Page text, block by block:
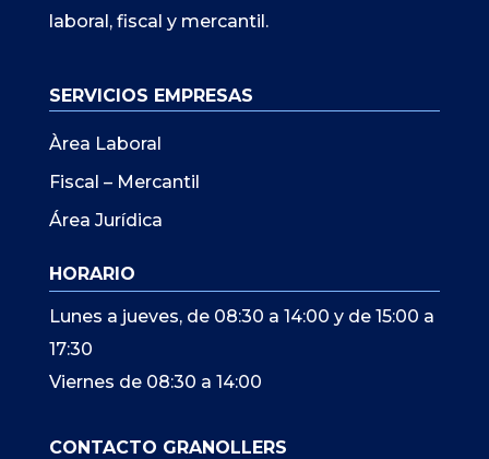
laboral, fiscal y mercantil.
SERVICIOS EMPRESAS
Àrea Laboral
Fiscal – Mercantil
Área Jurídica
HORARIO
Lunes a jueves, de 08:30 a 14:00 y de 15:00 a
17:30
Viernes de 08:30 a 14:00
CONTACTO GRANOLLERS